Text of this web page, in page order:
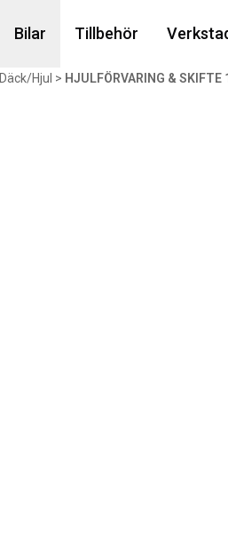
Bilar Tillbehör
Däck/Hjul > HJULFÖRVARING & SKIFTE